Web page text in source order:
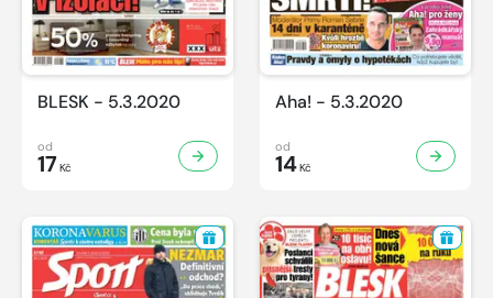
BLESK - 5.3.2020
od
17 Kč
Aha! - 5.3.2020
od
14Kč